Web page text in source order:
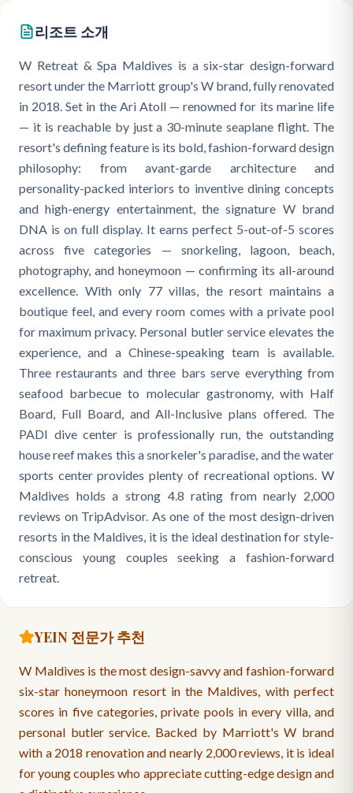
리조트 소개
W Retreat & Spa Maldives is a six-star design-forward
resort under the Marriott group's W brand, fully renovated
in 2018. Set in the Ari Atoll — renowned for its marine life
— it is reachable by just a 30-minute seaplane flight. The
resort's defining feature is its bold, fashion-forward design
philosophy: from avant-garde architecture and
personality-packed interiors to inventive dining concepts
and high-energy entertainment, the signature W brand
DNA is on full display. It earns perfect 5-out-of-5 scores
across five categories — snorkeling, lagoon, beach,
photography, and honeymoon — confirming its all-around
excellence. With only 77 villas, the resort maintains a
boutique feel, and every room comes with a private pool
for maximum privacy. Personal butler service elevates the
experience, and a Chinese-speaking team is available.
Three restaurants and three bars serve everything from
seafood barbecue to molecular gastronomy, with Half
Board, Full Board, and All-Inclusive plans offered. The
PADI dive center is professionally run, the outstanding
house reef makes this a snorkeler's paradise, and the water
sports center provides plenty of recreational options. W
Maldives holds a strong 4.8 rating from nearly 2,000
reviews on TripAdvisor. As one of the most design-driven
resorts in the Maldives, it is the ideal destination for style-
conscious young couples seeking a fashion-forward
retreat.
YEIN 전문가 추천
W Maldives is the most design-savvy and fashion-forward
six-star honeymoon resort in the Maldives, with perfect
scores in five categories, private pools in every villa, and
personal butler service. Backed by Marriott's W brand
with a 2018 renovation and nearly 2,000 reviews, it is ideal
for young couples who appreciate cutting-edge design and